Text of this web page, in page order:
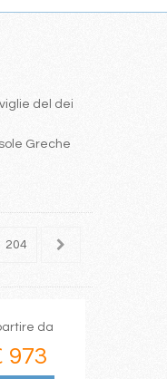
del dei
Greche
204 205
da
973